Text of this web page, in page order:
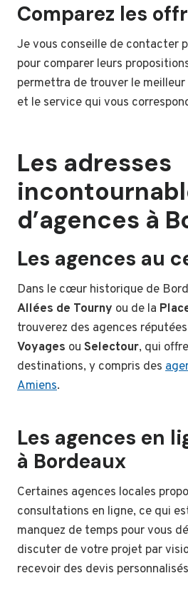
Comparez les
Je vous conseille de contacter
pour comparer leurs
permettra de trouver le
et le service qui vous
Les adresses
d’agences à
Les agences au
Dans le cœur historique de
Allées de Tourny ou de la
trouverez des agences
Voyages ou Selectour, qui
destinations, y compris des
Amiens.
Les agences en
à Bordeaux
Certaines agences locales
consultations en ligne, ce qui
manquez de temps pour vous
discuter de votre projet par
recevoir des devis